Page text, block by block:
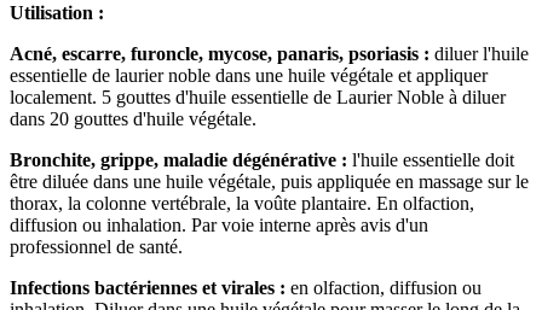
Utilisation :
Acné, escarre, furoncle, mycose, panaris, psoriasis : diluer l'huile
essentielle de laurier noble dans une huile végétale et appliquer
localement. 5 gouttes d'huile essentielle de Laurier Noble à diluer
dans 20 gouttes d'huile végétale.
Bronchite, grippe, maladie dégénérative : l'huile essentielle doit
être diluée dans une huile végétale, puis appliquée en massage sur le
thorax, la colonne vertébrale, la voûte plantaire. En olfaction,
diffusion ou inhalation. Par voie interne après avis d'un
professionnel de santé.
Infections bactériennes et virales : en olfaction, diffusion ou